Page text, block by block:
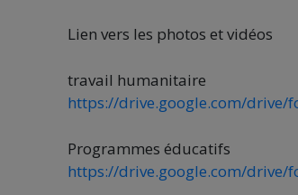
Lien vers les photos et vidéos
travail humanitaire
https://drive.google.com/drive/
Programmes éducatifs
https://drive.google.com/drive/